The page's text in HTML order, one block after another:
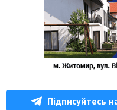
Підписуйтесь